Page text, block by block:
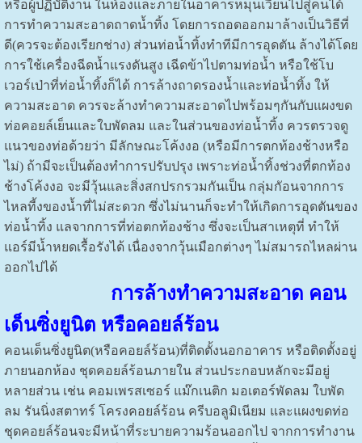
หรือผู้ปฏิบัติงาน ในห้องและภายในอาคารหมุนเวียนไปสู่คนได้
การทำความสะอาดถาดน้ำทิ้ง โดยการถอดออกมาล้างเป็นวิธีที่
ดี(ควรจะต้องเรียกช่าง) ส่วนท่อน้ำทิ้งทำทีมีการอุดตัน ล้างได้โดย
การใช้เครื่องฉีดน้ำแรงดันสูง เฉีดข้าไปตามท่อน้ำ หรือใช้โบ
เวอร์เป่าที่ท่อน้ำทิ้งก็ได้ การล้างถาดรองน้ำและท่อน้ำทิ้ง ให้
ความสะอาด ควรจะล้างทำความสะอาดไปพร้อมๆกันกับแผงขด
ท่อคอยล์เย็นและใบพัดลม และในส่วนของท่อน้ำทิ้ง ควรตรวจดู
แนวของท่อด้วยว่า มีลักษณะโค้งงอ (หรือมีการตกท้องช้างหรือ
ไม่) ถ้ามีจะเป็นต้องทำการปรับปรุง เพราะท่อน้ำทิ้งช่วงที่ตกท้อง
ช้างโค้งงอ จะมีวุ้นและสิ่งสกปรกรวมกันเป็น กลุ่มกัอนจากการ
ไหลที้งของน้ำที่ไม่สะดวก ซึ่งไม่นานก็จะทำให้เกิดการอุดตันของ
ท่อน้ำทิ้ง แลจากการที่ท่อตกท้องช้าง ซึ่งจะเป็นสาเหตุที่ ทำให้
แอร์มีน้ำหยดเรื้อรังได้ เนื่องจากวุ้นเมือกต่างๆ ไม่สมารถไหลผ่าน
ออกไปได้
การล้างทำความสะอาด คอน
เด็นซิ่งยูนิต หรือคอยล์ร้อน
คอนเด็นซิ่งยูนิต(หรือคอยล์ร้อน)ที่ติดตั้งนอกอาคาร หรือติดตั้งอยู่
ภายนอกห้อง ชุดคอยล์ร้อนภายใน ส่วนประกอบหลักจะมีอยู่
หลายส่วน เช่น คอมเพรสเซอร์ แม๊กเนติก มอเตอร์พัดลม ใบพัด
ลม รันนิ่งสตาทร์ โครงคอยล์ร้อน ครีบอลูมิเนียม และแผงขดท่อ
ชุดคอยล์ร้อนจะมีหน้าที่ระบายความร้อนออกไป จากการทำงาน